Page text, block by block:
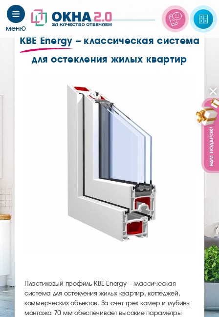
KBE Energy – классическая система
для остекления жилых квартир
Пластиковый профиль KBE Energy – классическая
система для остекления жилых квартир, коттеджей,
коммерческих объектов. За счет трех камер и глубины
монтажа 70 мм обеспечивает высокие параметры
ВАМ ПОДАРОК!